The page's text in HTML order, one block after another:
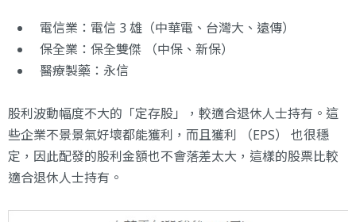
電信業：電信 3 雄（中華電、台灣大、遠傳）
保全業：保全雙傑 （中保、新保）
醫療製藥：永信
股利波動幅度不大的「定存股」，較適合退休人士持有。這
些企業不景景氣好壞都能獲利，而且獲利 （EPS） 也很穩
定，因此配發的股利金額也不會落差太大，這樣的股票比較
適合退休人士持有。